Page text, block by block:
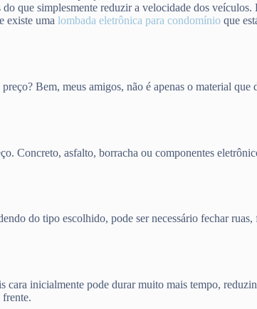
que simplesmente reduzir a velocidade dos
existe uma lombada eletrônica para condomínio que
Bem, meus amigos, não é apenas o material
Concreto, asfalto, borracha ou componentes
do tipo escolhido, pode ser necessário fechar
inicialmente pode durar muito mais tempo,